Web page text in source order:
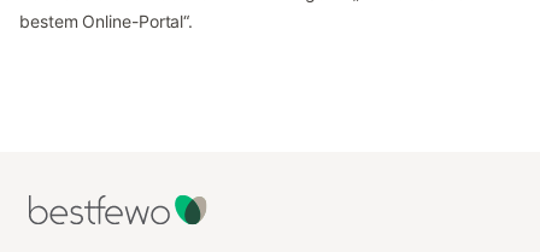
bestem Online-Portal“.